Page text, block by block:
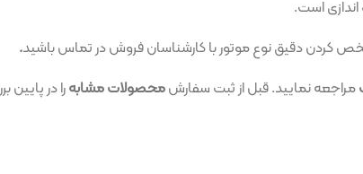
نوع موتور با کارشناسان فروش در تماس باشید.
قبل از ثبت سفارشمحصولات مشابهرا در پایین بررسی بفرمایید.